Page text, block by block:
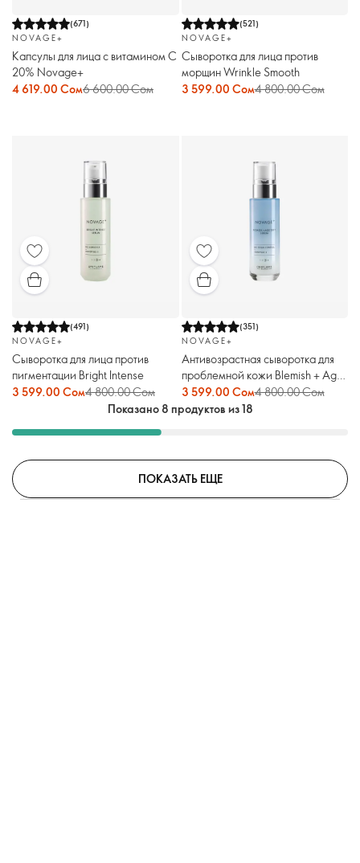
(671)
NOVAGE+
Капсулы для лица с витамином С
20% Novage+
4 619.00 Сом6 600.00 Сом
(521)
NOVAGE+
Сыворотка для лица против
морщин Wrinkle Smooth
3 599.00 Сом4 800.00 Сом
(491)
NOVAGE+
Сыворотка для лица против
пигментации Bright Intense
3 599.00 Сом4 800.00 Сом
(351)
NOVAGE+
Антивозрастная сыворотка для
проблемной кожи Blemish + Age
Defy
3 599.00 Сом4 800.00 Сом
Показано 8 продуктов из 18
ПОКАЗАТЬ ЕЩЕ